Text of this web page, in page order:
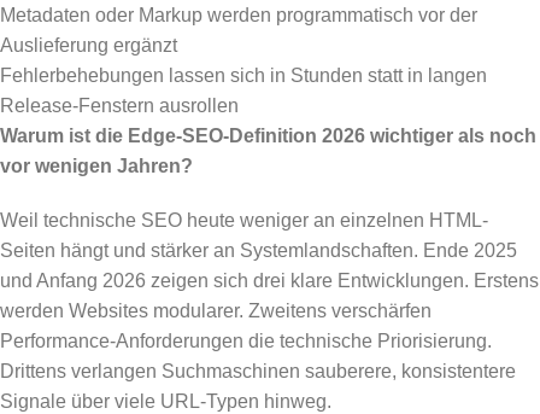
Metadaten oder Markup werden programmatisch vor der
Auslieferung ergänzt
Fehlerbehebungen lassen sich in Stunden statt in langen
Release-Fenstern ausrollen
Warum ist die Edge-SEO-Definition 2026 wichtiger als noch
vor wenigen Jahren?
Weil technische SEO heute weniger an einzelnen HTML-
Seiten hängt und stärker an Systemlandschaften. Ende 2025
und Anfang 2026 zeigen sich drei klare Entwicklungen. Erstens
werden Websites modularer. Zweitens verschärfen
Performance-Anforderungen die technische Priorisierung.
Drittens verlangen Suchmaschinen sauberere, konsistentere
Signale über viele URL-Typen hinweg.